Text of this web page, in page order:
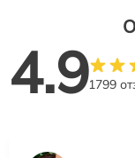
4.91799